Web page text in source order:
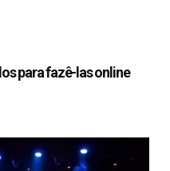
para fazê-las online